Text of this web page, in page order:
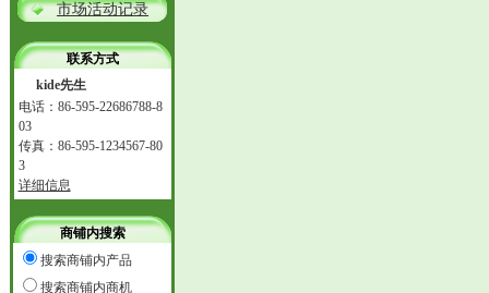
市场活动记录
联系方式
kide先生
电话：86-595-22686788-8
03
传真：86-595-1234567-80
3
详细信息
商铺内搜索
搜索商铺内产品
搜索商铺内商机